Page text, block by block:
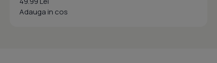
Adauga in cos